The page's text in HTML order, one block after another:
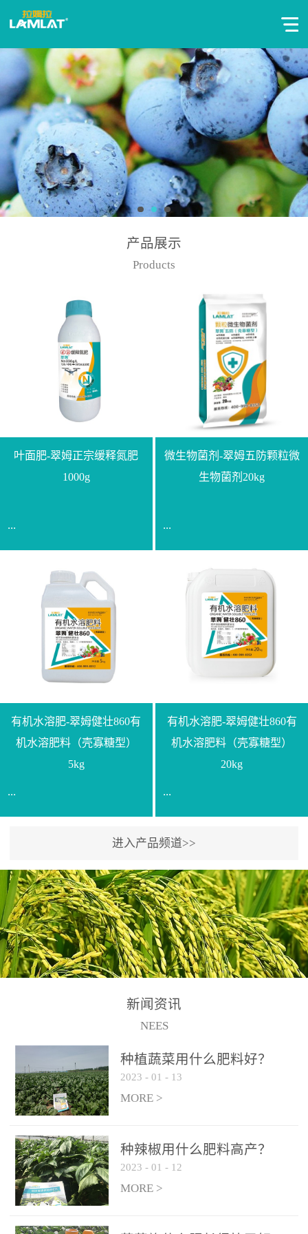
产品展示
Products
叶面肥-翠姆正宗缓释氮肥
1000g
...
【通用名称】脲甲醛缓释
氮肥【产品形态】水剂
【产品规格】1000g【技术
指标】N≥330g/L【企业标
准】Q/LML O01-2022【使
用方法】1、飞防：每亩
复配其他农药、肥料并提
高药效，间隔2-3周，可连
释均匀喷施苗床;移栽前一
天，用同样方法再喷施一
次。移栽前使用，储存在
苗株体内，移栽后，逐步
释放并快速补充营养。3、
作为补氮肥使用：30-100
倍喷施，在开花前期、幼
果期及采摘后各施一次，
间隔2-3周喷施一次。4、
作为叶面肥喷施使用：稀
周喷施一次。5、冲施及滴
灌：亩用量2-3公斤，冲施
进水75%后再进肥效果更
佳。
微生物菌剂-翠姆五防颗粒微
生物菌剂20kg
...
【通用名称】微生物菌剂
【产品剂型】颗粒【产品
规格】20kg【技术指标】
有效活菌数≥10.0亿/克【增
效物质】有机质≥40%;小分
子有机碳≥23%;壳寡糖
底肥：亩用本品40kg-
100kg可替代有机肥，配合
与复合肥、水溶肥或细土
混均后沟施、穴施、撒施
均可。3、沟施穴施:幼树
环状沟施，每棵用150-
200g，成年树放射状沟
施，每棵用0.5kg-1kg，可
拌肥施，也可拌土施。4、
拌苗床土：每平方米苗床
土用本品1kg-2kg与苗床土
混匀后播种。5、园林盆
土用本品30g-50g追肥或作
底肥。
有机水溶肥-翠姆健壮860有
机水溶肥料（壳寡糖型）
5kg
...
【通用名称】有机水溶肥
料【产品剂型】水剂【产
品规格】5kg、20kg【技术
指标】有机质≥200g/L、
N+K2O70g/L、PH:6.5-
8.5、水不溶物≤50g/L【执
行标准】NY/T3831-
(2019)准字15306号【使用
灌及无土栽培和营养液的
配方施肥。1、苗期冲施、
滴灌:3-5kg/亩/次(45-75kg/
公顷/次)。2、花前花后或
生长前期︰冲施、滴灌2.5-
5kg/亩/次配合大量元素水
溶肥一起使用，花芽、花
苞饱满，座果率高。3、幼
有机水溶肥-翠姆健壮860有
机水溶肥料（壳寡糖型）
20kg
...
【通用名称】有机水溶肥
料【产品剂型】水剂【产
品规格】5kg、20kg【技术
指标】有机质≥200g/L、
N+K2O70g/L、PH:6.5-
8.5、水不溶物≤50g/L【执
行标准】NY/T3831-
(2019)准字15306号【使用
方法】适合于基施、追
灌及无土栽培和营养液的
配方施肥。1、苗期冲施、
5kg/亩/次配合大量元素水
进入产品频道>>
新闻资讯
NEES
种植蔬菜用什么肥料好？
2023 - 01 - 13
MORE >
种辣椒用什么肥料高产？
2023 - 01 - 12
MORE >